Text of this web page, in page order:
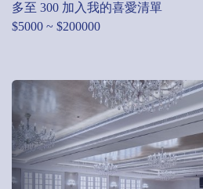
多至 300 加入我的喜愛清單
$5000 ~ $200000